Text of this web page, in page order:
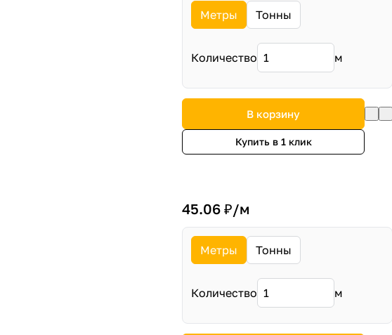
Метры Тонны
Количество м
В корзину
Купить в 1 клик
45.06 ₽/м
Метры Тонны
Количество м